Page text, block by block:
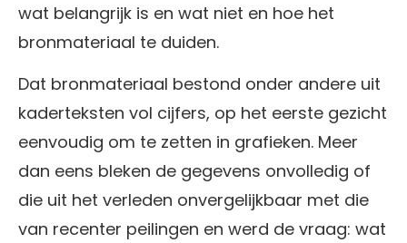
wat belangrijk is en wat niet en hoe het
bronmateriaal te duiden.
Dat bronmateriaal bestond onder andere uit
kaderteksten vol cijfers, op het eerste gezicht
eenvoudig om te zetten in grafieken. Meer
dan eens bleken de gegevens onvolledig of
die uit het verleden onvergelijkbaar met die
van recenter peilingen en werd de vraag: wat